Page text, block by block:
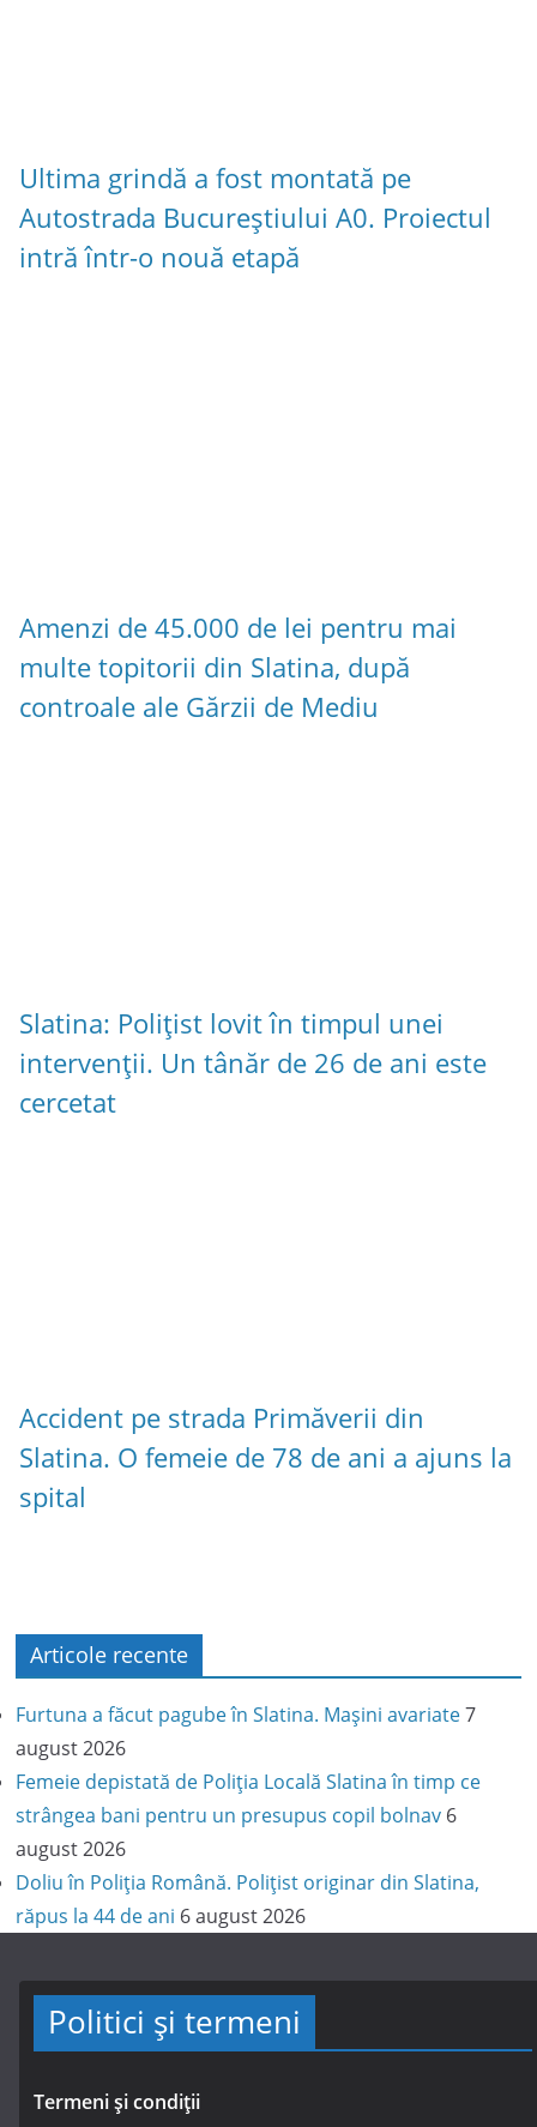
Ultima grindă a fost montată pe
Autostrada Bucureștiului A0. Proiectul
intră într-o nouă etapă
Amenzi de 45.000 de lei pentru mai
multe topitorii din Slatina, după
controale ale Gărzii de Mediu
Slatina: Polițist lovit în timpul unei
intervenții. Un tânăr de 26 de ani este
cercetat
Accident pe strada Primăverii din
Slatina. O femeie de 78 de ani a ajuns la
spital
Articole recente
Furtuna a făcut pagube în Slatina. Mașini avariate 7
august 2026
Femeie depistată de Poliția Locală Slatina în timp ce
strângea bani pentru un presupus copil bolnav 6
august 2026
Doliu în Poliția Română. Polițist originar din Slatina,
răpus la 44 de ani 6 august 2026
Politici și termeni
Termeni și condiții